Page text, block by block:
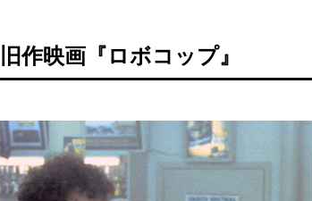
旧作映画『ロボコップ』